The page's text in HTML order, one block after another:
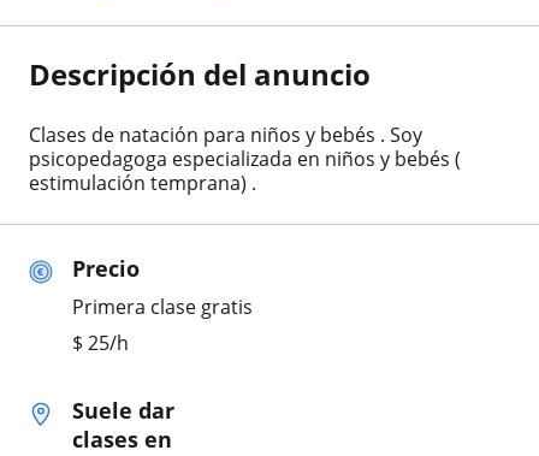
Precio
Primera clase gratis
$ 25/h
Suele dar
clases en
Descripción del anuncio
Clases de natación para niños y bebés . Soy
psicopedagoga especializada en niños y bebés (
estimulación temprana) .